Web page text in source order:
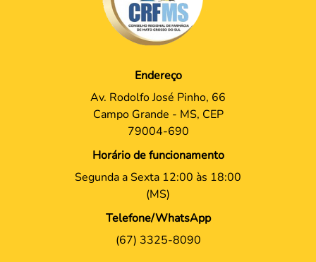
Endereço
Av. Rodolfo José Pinho, 66
Campo Grande - MS, CEP
79004-690
Horário de funcionamento
Segunda a Sexta 12:00 às 18:00
(MS)
Telefone/WhatsApp
(67) 3325-8090